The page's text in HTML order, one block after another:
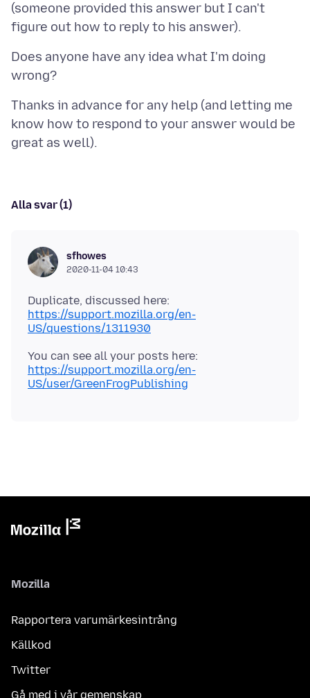
(someone provided this answer but I can't
Does anyone have any idea what I'm doing
Thanks in advance for any help (and letting me
know how to respond to your answer would be
Alla svar (1)
sfhowes
2020-11-04 10:43
Duplicate, discussed here:
https://support.mozilla.org/en-
US/questions/1311930
You can see all your posts here:
https://support.mozilla.org/en-
US/user/GreenFrogPublishing
Mozilla
Rapportera varumärkesintrång
Källkod
Twitter
Gå med i vår gemenskap